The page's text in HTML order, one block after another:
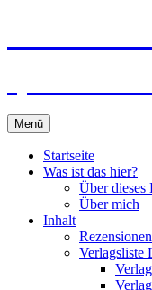
Menü
Startseite
Was ist das hier?
Über dieses
Über mich
Inhalt
Verlagsliste